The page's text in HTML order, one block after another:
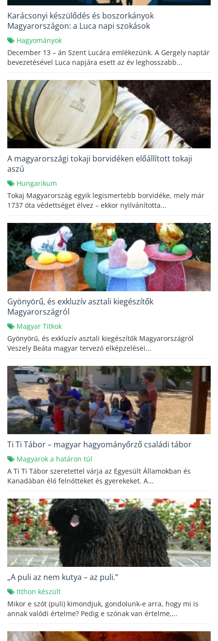
Karácsonyi készülődés és boszorkányok
Magyarországon: a Luca napi szokások
Hagyományok
December 13 – án Szent Lucára emlékezünk. A Gergely naptár
bevezetésével Luca napjára esett az év leghosszabb...
A magyarországi tokaji borvidéken előállított tokaji
aszú
Hungarikum
Tokaj Magyarország egyik legismertebb borvidéke, mely már
1737 óta védettséget élvez – ekkor nyilvánította...
Gyönyörű, és exkluzív asztali kiegészítők
Magyarországról
Magyar Titkok
Gyönyörű, és exkluzív asztali kiegészítők Magyarországról
Veszely Beáta magyar tervező elképzelései...
Ti Ti Tábor – magyar hagyományőrző családi tábor
Magyarok a határon túl
A Ti Ti Tábor szeretettel várja az Egyesült Államokban és
Kanadában élő felnőtteket és gyerekeket. A...
„A puli az nem kutya – az puli.”
Itthon készült
Mikor e szót (puli) kimondjuk, gondolunk-e arra, hogy mi is
annak valódi értelme? Pedig e szónak van értelme,...